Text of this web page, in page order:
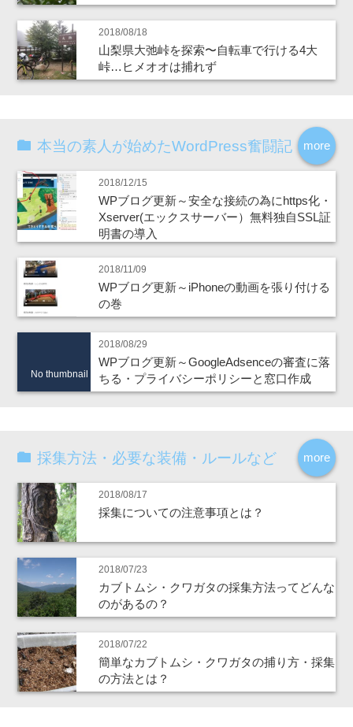
2018/08/18
山梨県大弛峠を探索〜自転車で行ける4大
峠…ヒメオオは捕れず
more
本当の素人が始めたWordPress奮闘記
2018/12/15
WPブログ更新～安全な接続の為にhttps化・
Xserver(エックスサーバー）無料独自SSL証
明書の導入
2018/11/09
WPブログ更新～iPhoneの動画を張り付ける
の巻
No thumbnail
2018/08/29
WPブログ更新～GoogleAdsenceの審査に落
ちる・プライバシーポリシーと窓口作成
more
採集方法・必要な装備・ルールなど
2018/08/17
採集についての注意事項とは？
2018/07/23
カブトムシ・クワガタの採集方法ってどんな
のがあるの？
2018/07/22
簡単なカブトムシ・クワガタの捕り方・採集
の方法とは？